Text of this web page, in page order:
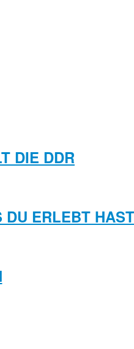
DIE DDR
DU ERLEBT